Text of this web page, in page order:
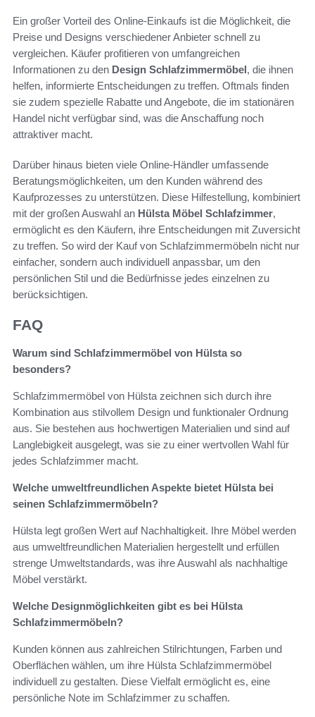
Ein großer Vorteil des Online-Einkaufs ist die Möglichkeit, die
Preise und Designs verschiedener Anbieter schnell zu
vergleichen. Käufer profitieren von umfangreichen
Informationen zu den Design Schlafzimmermöbel, die ihnen
helfen, informierte Entscheidungen zu treffen. Oftmals finden
sie zudem spezielle Rabatte und Angebote, die im stationären
Handel nicht verfügbar sind, was die Anschaffung noch
attraktiver macht.
Darüber hinaus bieten viele Online-Händler umfassende
Beratungsmöglichkeiten, um den Kunden während des
Kaufprozesses zu unterstützen. Diese Hilfestellung, kombiniert
mit der großen Auswahl an Hülsta Möbel Schlafzimmer,
ermöglicht es den Käufern, ihre Entscheidungen mit Zuversicht
zu treffen. So wird der Kauf von Schlafzimmermöbeln nicht nur
einfacher, sondern auch individuell anpassbar, um den
persönlichen Stil und die Bedürfnisse jedes einzelnen zu
berücksichtigen.
FAQ
Warum sind Schlafzimmermöbel von Hülsta so
besonders?
Schlafzimmermöbel von Hülsta zeichnen sich durch ihre
Kombination aus stilvollem Design und funktionaler Ordnung
aus. Sie bestehen aus hochwertigen Materialien und sind auf
Langlebigkeit ausgelegt, was sie zu einer wertvollen Wahl für
jedes Schlafzimmer macht.
Welche umweltfreundlichen Aspekte bietet Hülsta bei
seinen Schlafzimmermöbeln?
Hülsta legt großen Wert auf Nachhaltigkeit. Ihre Möbel werden
aus umweltfreundlichen Materialien hergestellt und erfüllen
strenge Umweltstandards, was ihre Auswahl als nachhaltige
Möbel verstärkt.
Welche Designmöglichkeiten gibt es bei Hülsta
Schlafzimmermöbeln?
Kunden können aus zahlreichen Stilrichtungen, Farben und
Oberflächen wählen, um ihre Hülsta Schlafzimmermöbel
individuell zu gestalten. Diese Vielfalt ermöglicht es, eine
persönliche Note im Schlafzimmer zu schaffen.